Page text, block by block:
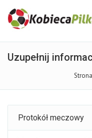
Uzupełnij
Protokół meczowy